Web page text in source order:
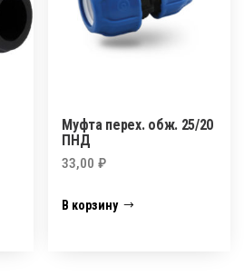
Муфта перех. обж. 25/20
ПНД
33,00₽
В корзину